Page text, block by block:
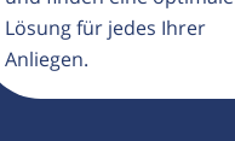
Lösung für jedes Ihrer
Anliegen.